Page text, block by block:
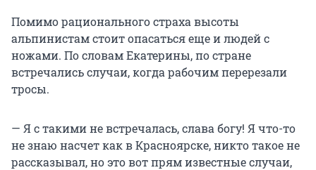
Помимо рационального страха высоты
альпинистам стоит опасаться еще и людей с
ножами. По словам Екатерины, по стране
встречались случаи, когда рабочим перерезали
тросы.
— Я с такими не встречалась, слава богу! Я что-то
не знаю насчет как в Красноярске, никто такое не
рассказывал, но это вот прям известные случаи,